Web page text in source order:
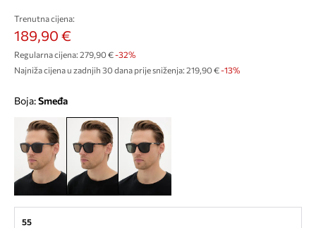
Trenutna cijena:
189,90 €
Regularna cijena: 279,90 €-32%
Najniža cijena u zadnjih 30 dana prije sniženja: 219,90 € -13%
Boja: smeđa
55